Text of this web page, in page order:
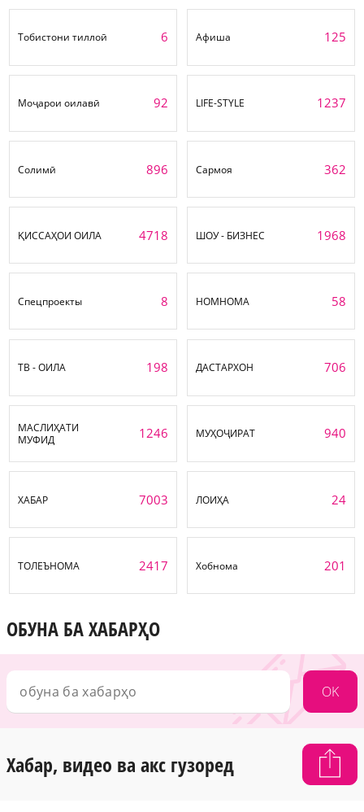
Тобистони тиллоӣ 6 Афиша 125
Моҷарои оилавӣ 92 LIFE-STYLE 1237
Солимӣ 896 Сармоя 362
ҚИССАҲОИ ОИЛА 4718 ШОУ - БИЗНЕС 1968
Спецпроекты 8 НОМНОМА 58
ТВ - ОИЛА 198 ДАСТАРХОН 706
МАСЛИҲАТИ
МУФИД
1246 МУҲОҶИРАТ 940
ХАБАР 7003 ЛОИҲА 24
ТОЛЕЪНОМА 2417 Хобнома 201
ОБУНА БА ХАБАРҲО
OK
Хабар, видео ва акс гузоред